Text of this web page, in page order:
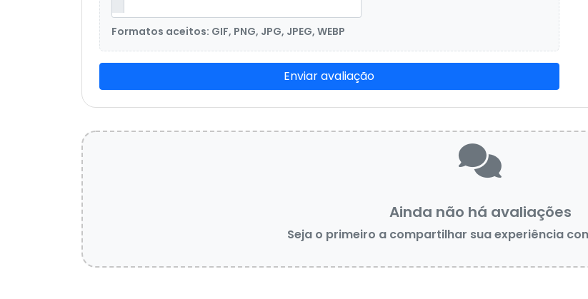
Formatos aceitos: GIF, PNG, JPG, JPEG, WEBP
Enviar avaliação
Ainda não há avaliações
Seja o primeiro a compartilhar sua experiência